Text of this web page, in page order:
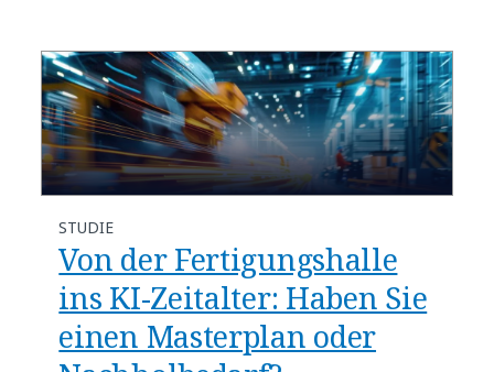
STUDIE
Von der Fertigungshalle
ins KI-Zeitalter: Haben Sie
einen Masterplan oder